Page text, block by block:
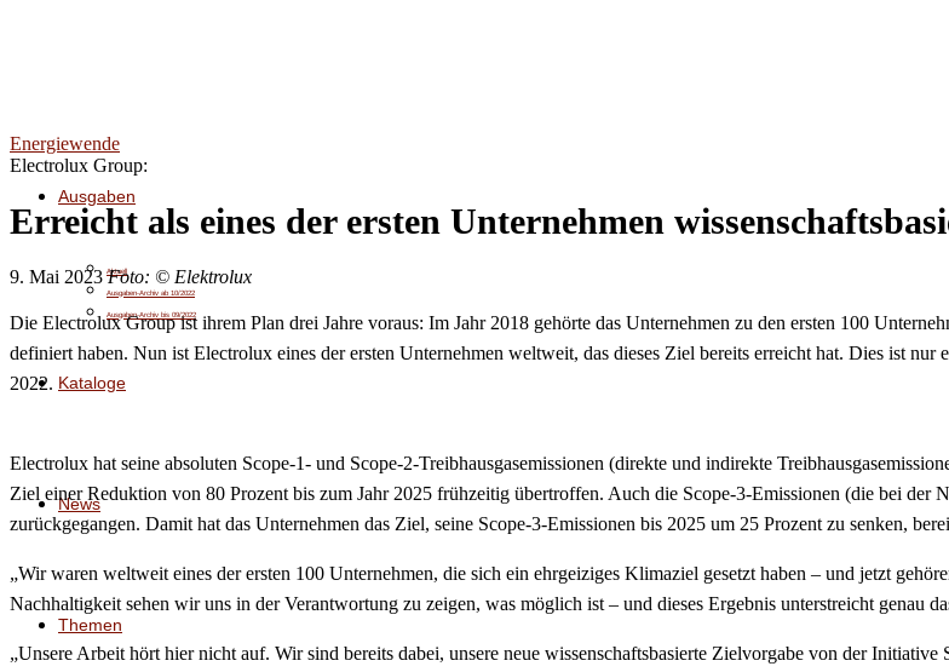
Ausgaben
Aktuell
Ausgaben-Archiv ab 10/2022
Ausgaben-Archiv bis 09/2022
Kataloge
News
Themen
Energiewende
Electrolux Group:
Erreicht als eines der ersten Unternehmen
9. Mai 2023 Foto: © Elektrolux
Die Electrolux Group ist ihrem Plan drei Jahre voraus: Im Jahr 2018 gehörte das Unternehmen zu den ersten 100
definiert haben. Nun ist Electrolux eines der ersten Unternehmen weltweit, das dieses Ziel bereits erreicht hat. Dies ist
2022.
Electrolux hat seine absoluten Scope-1- und Scope-2-Treibhausgasemissionen (direkte und indirekte
Ziel einer Reduktion von 80 Prozent bis zum Jahr 2025 frühzeitig übertroffen. Auch die Scope-3-Emissionen (die bei der
zurückgegangen. Damit hat das Unternehmen das Ziel, seine Scope-3-Emissionen bis 2025 um 25 Prozent zu senken,
„Wir waren weltweit eines der ersten 100 Unternehmen, die sich ein ehrgeiziges Klimaziel gesetzt haben – und jetzt
Nachhaltigkeit sehen wir uns in der Verantwortung zu zeigen, was möglich ist – und dieses Ergebnis unterstreicht genau
„Unsere Arbeit hört hier nicht auf. Wir sind bereits dabei, unsere neue wissenschaftsbasierte Zielvorgabe von der